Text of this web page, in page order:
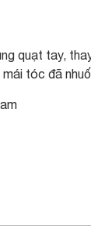
quạt tay,
tóc đã